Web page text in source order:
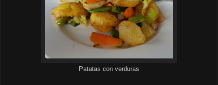
Patatas con verduras